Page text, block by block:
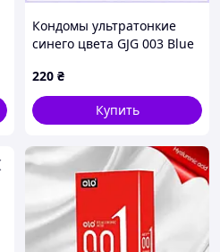
Кондомы ультратонкие
синего цвета GJG 003 Blue
220 ₴
Купить